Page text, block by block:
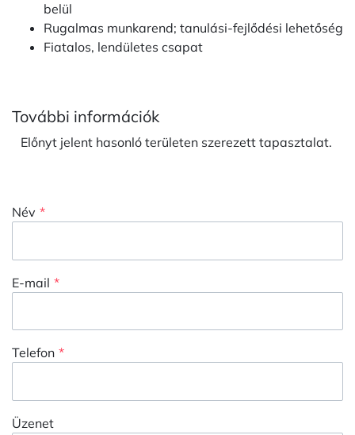
belül
Rugalmas munkarend; tanulási-fejlődési lehetőség
Fiatalos, lendületes csapat
További információk
Előnyt jelent hasonló területen szerezett tapasztalat.
Név
E-mail
Telefon
Üzenet